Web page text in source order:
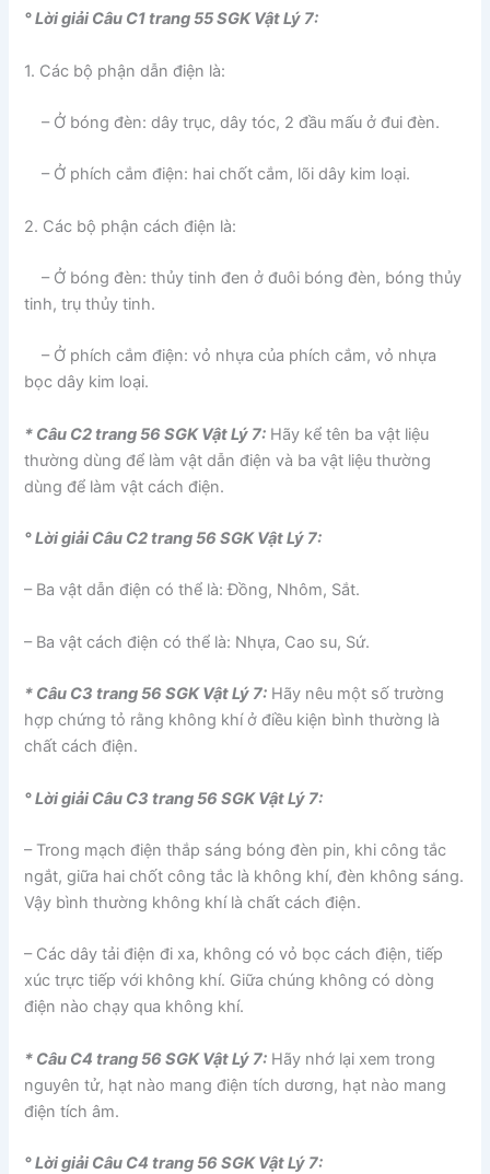
° Lời giải Câu C1 trang 55 SGK Vật Lý 7:
1. Các bộ phận dẫn điện là:
– Ở bóng đèn: dây trục, dây tóc, 2 đầu mấu ở đui đèn.
– Ở phích cắm điện: hai chốt cắm, lõi dây kim loại.
2. Các bộ phận cách điện là:
– Ở bóng đèn: thủy tinh đen ở đuôi bóng đèn, bóng thủy
tinh, trụ thủy tinh.
– Ở phích cắm điện: vỏ nhựa của phích cắm, vỏ nhựa
bọc dây kim loại.
* Câu C2 trang 56 SGK Vật Lý 7: Hãy kể tên ba vật liệu
thường dùng để làm vật dẫn điện và ba vật liệu thường
dùng để làm vật cách điện.
° Lời giải Câu C2 trang 56 SGK Vật Lý 7:
– Ba vật dẫn điện có thể là: Đồng, Nhôm, Sắt.
– Ba vật cách điện có thể là: Nhựa, Cao su, Sứ.
* Câu C3 trang 56 SGK Vật Lý 7: Hãy nêu một số trường
hợp chứng tỏ rằng không khí ở điều kiện bình thường là
chất cách điện.
° Lời giải Câu C3 trang 56 SGK Vật Lý 7:
– Trong mạch điện thắp sáng bóng đèn pin, khi công tắc
ngắt, giữa hai chốt công tắc là không khí, đèn không sáng.
Vậy bình thường không khí là chất cách điện.
– Các dây tải điện đi xa, không có vỏ bọc cách điện, tiếp
xúc trực tiếp với không khí. Giữa chúng không có dòng
điện nào chạy qua không khí.
* Câu C4 trang 56 SGK Vật Lý 7: Hãy nhớ lại xem trong
nguyên tử, hạt nào mang điện tích dương, hạt nào mang
điện tích âm.
° Lời giải Câu C4 trang 56 SGK Vật Lý 7: